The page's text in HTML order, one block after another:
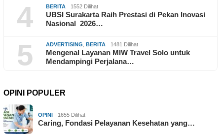
4 BERITA 1552 Dilihat
UBSI Surakarta Raih Prestasi di Pekan Inovasi
Nasional 2026…
5 ADVERTISING BERITA 1481 Dilihat
Mengenal Layanan MIW Travel Solo untuk
Mendampingi Perjalana…
OPINI POPULER
OPINI 1655 Dilihat
Caring, Fondasi Pelayanan Kesehatan yang…